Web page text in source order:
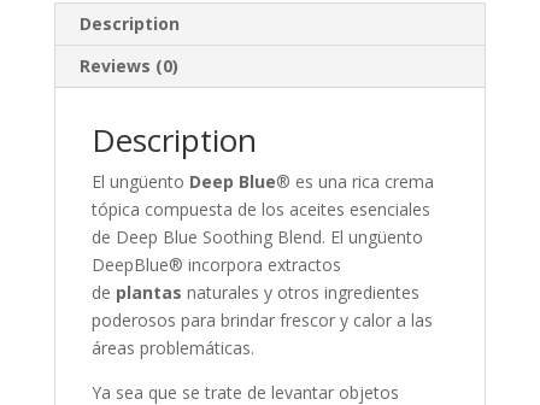
Description
Reviews (0)
Description
El ungüento Deep Blue® es una rica crema
tópica compuesta de los aceites esenciales
de Deep Blue Soothing Blend. El ungüento
DeepBlue® incorpora extractos
de plantas naturales y otros ingredientes
poderosos para brindar frescor y calor a las
áreas problemáticas.
Ya sea que se trate de levantar objetos